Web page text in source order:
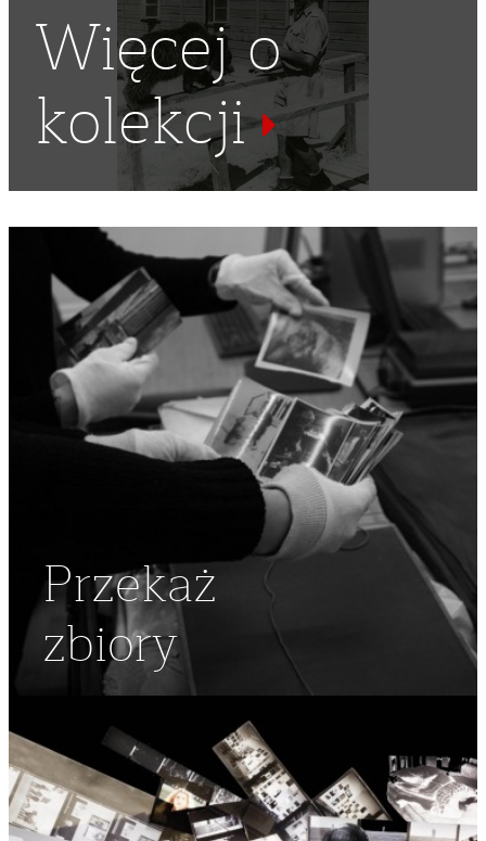
APARATURA MEDYCZNA , SZPITAL WOJSKOWY
Więcej o
kolekcji
Przekaż
zbiory